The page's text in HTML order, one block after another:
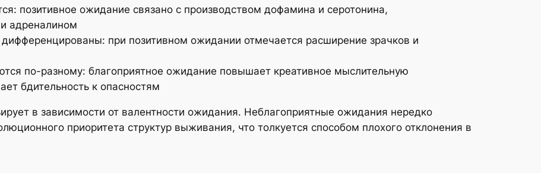
позитивное ожидание связано с производством дофамина и серотонина,
адреналином
при позитивном ожидании отмечается расширение зрачков и
по-разному: благоприятное ожидание повышает креативное мыслительную
бдительность к опасностям
в зависимости от валентности ожидания. Неблагоприятные ожидания нередко
приоритета структур выживания, что толкуется способом плохого отклонения в